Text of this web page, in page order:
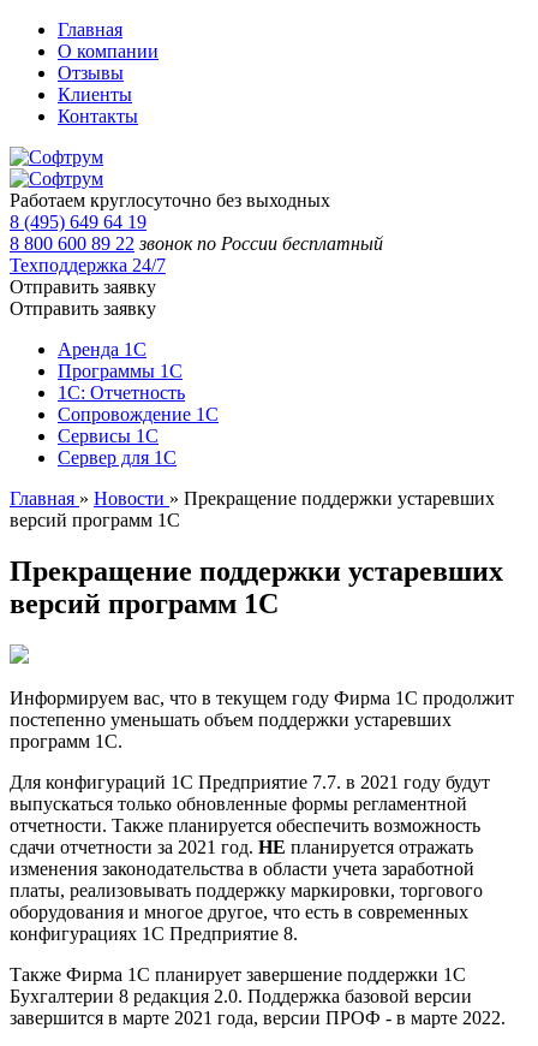
Главная
О компании
Отзывы
Клиенты
Контакты
Работаем круглосуточно без выходных
8 (495) 649 64 19
8 800 600 89 22 звонок по России бесплатный
Техподдержка 24/7
Отправить заявку
Отправить заявку
Аренда 1С
Программы 1С
1С: Отчетность
Сопровождение 1С
Сервисы 1С
Сервер для 1С
Главная » Новости » Прекращение поддержки устаревших
версий программ 1С
Прекращение поддержки устаревших
версий программ 1С
Информируем вас, что в текущем году Фирма 1С продолжит
постепенно уменьшать объем поддержки устаревших
программ 1С.
Для конфигураций 1С Предприятие 7.7. в 2021 году будут
выпускаться только обновленные формы регламентной
отчетности. Также планируется обеспечить возможность
сдачи отчетности за 2021 год. НЕ планируется отражать
изменения законодательства в области учета заработной
платы, реализовывать поддержку маркировки, торгового
оборудования и многое другое, что есть в современных
конфигурациях 1С Предприятие 8.
Также Фирма 1С планирует завершение поддержки 1С
Бухгалтерии 8 редакция 2.0. Поддержка базовой версии
завершится в марте 2021 года, версии ПРОФ - в марте 2022.